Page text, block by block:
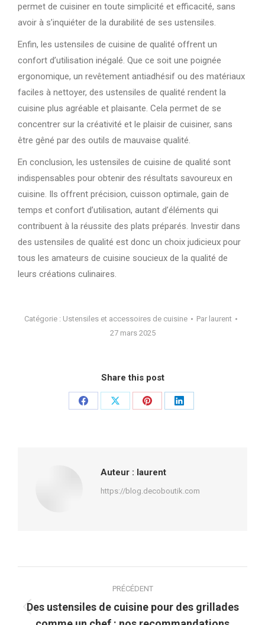
permet de cuisiner en toute simplicité et efficacité, sans
avoir à s’inquiéter de la durabilité de ses ustensiles.
Enfin, les ustensiles de cuisine de qualité offrent un
confort d’utilisation inégalé. Que ce soit une poignée
ergonomique, un revêtement antiadhésif ou des matériaux
faciles à nettoyer, des ustensiles de qualité rendent la
cuisine plus agréable et plaisante. Cela permet de se
concentrer sur la créativité et le plaisir de cuisiner, sans
être gêné par des outils de mauvaise qualité.
En conclusion, les ustensiles de cuisine de qualité sont
indispensables pour obtenir des résultats savoureux en
cuisine. Ils offrent précision, cuisson optimale, gain de
temps et confort d’utilisation, autant d’éléments qui
contribuent à la réussite des plats préparés. Investir dans
des ustensiles de qualité est donc un choix judicieux pour
tous les amateurs de cuisine soucieux de la qualité de
leurs créations culinaires.
Catégorie : Ustensiles et accessoires de cuisine Par laurent
27 mars 2025
Share this post
PartagerPartagerPartagerPartager
Auteur : laurent
https://blog.decoboutik.com
article
PRÉCÉDENT
Article
Des ustensiles de cuisine pour des grillades